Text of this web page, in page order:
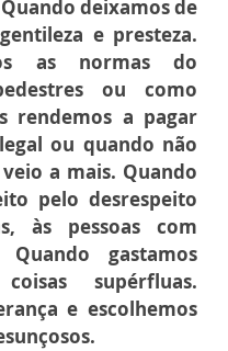
Quando deixamos de
e presteza.
as normas do
ou como
rendemos a pagar
ou quando não
a mais. Quando
pelo desrespeito
às pessoas com
Quando gastamos
supérfluas.
e escolhemos